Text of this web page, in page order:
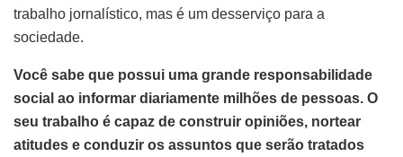
trabalho jornalístico, mas é um desserviço para a
sociedade.
Você sabe que possui uma grande responsabilidade
social ao informar diariamente milhões de pessoas. O
seu trabalho é capaz de construir opiniões, nortear
atitudes e conduzir os assuntos que serão tratados